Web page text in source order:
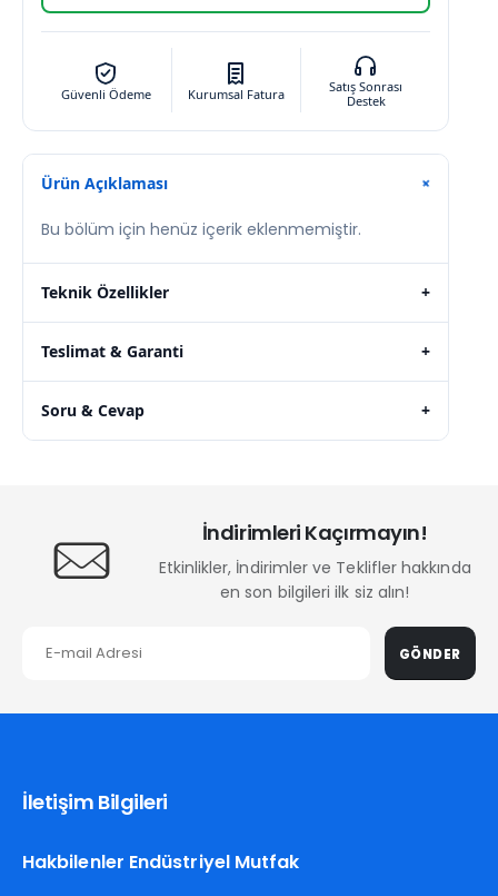
Güvenli Ödeme Kurumsal Fatura
Satış Sonrası
Destek
Ürün Açıklaması +
Bu bölüm için henüz içerik eklenmemiştir.
Teknik Özellikler +
Teslimat & Garanti +
Soru & Cevap +
İndirimleri Kaçırmayın!
Etkinlikler, İndirimler ve Teklifler hakkında
en son bilgileri ilk siz alın!
GÖNDER
İletişim Bilgileri
Hakbilenler Endüstriyel Mutfak